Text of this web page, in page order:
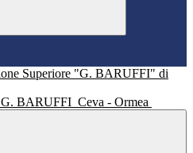
G. BARUFFI Ceva - Ormea